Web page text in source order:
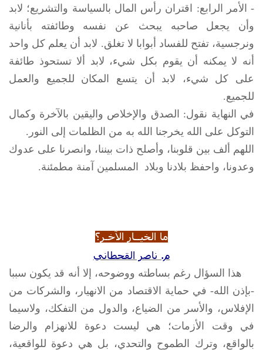
- الأمر الرابع: اقتران رأس المال بالسياسة والتشريع؛ لابد
وأن يجعل صاحبه يبحث عن نفسه وطائفته بأنانية
ونرجسية، تفتح للفساد أبوابا لا تغلق. لابد أن يعلم كل واحد
أنه لا يمكنه أن يقوم بكل شيء، لابد ألا تستحوذ طائفة
على كل شيء، لابد أن يتسع المكان للجميع والعمل
للجميع.
في النهاية نقول: الصدق والإخلاص واليقين بالآخرة وكمال
التوكل على الله يخرجنا الله به من الظلمات إلى النور.
اللهم ألف بين قلوبنا، وأصلح ذات بيننا، وانصرنا على عدوك
وعدونا، واحفظ بلادنا وبلاد المسلمين آمنة مطمئنة.
ما الخيــار الآخـر؟
م. ناصر القحطاني
هذا السؤال رغم بساطته ووضوحه، إلا أنه قد يكون سببا
-بإذن الله- في حماية الاقتصاد من الانهيار، والشركات من
الإفلاس، والأسر من الضياع، والدول من التفكك، ولاسيما
في وقت الأزمات؛ هي ليست دعوة للانهزام والرضا
بالواقع، وترك الطموح والتحدي، بل هي دعوة للواقعية،